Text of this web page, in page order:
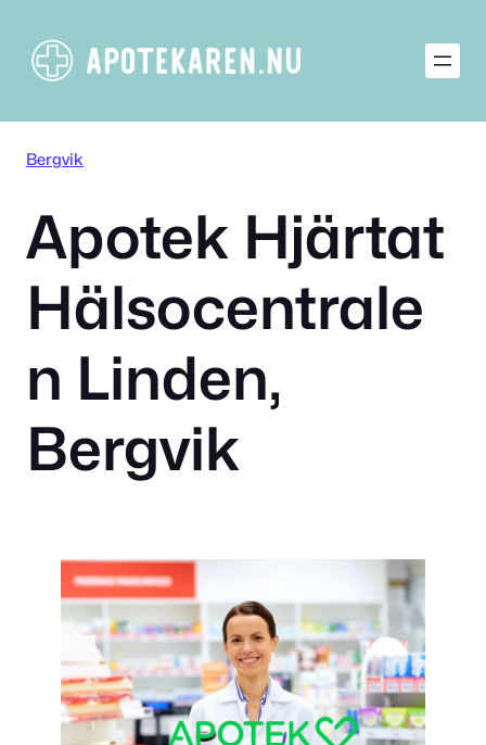
innehåll
Bergvik
Apotek Hjärtat
Hälsocentrale
n Linden,
Bergvik